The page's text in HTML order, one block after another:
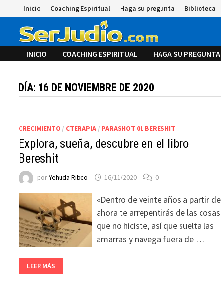
al
contenido
Inicio Coaching Espiritual Haga su pregunta Biblioteca
INICIO COACHING ESPIRITUAL HAGA SU PREGUNTA
DÍA: 16 DE NOVIEMBRE DE 2020
CRECIMIENTO / CTERAPIA / PARASHOT 01 BERESHIT
Explora, sueña, descubre en el libro
Bereshit
porYehuda Ribco 16/11/2020 0
«Dentro de veinte años a partir de
ahora te arrepentirás de las cosas
que no hiciste, así que suelta las
amarras y navega fuera de …
LEER MÁS